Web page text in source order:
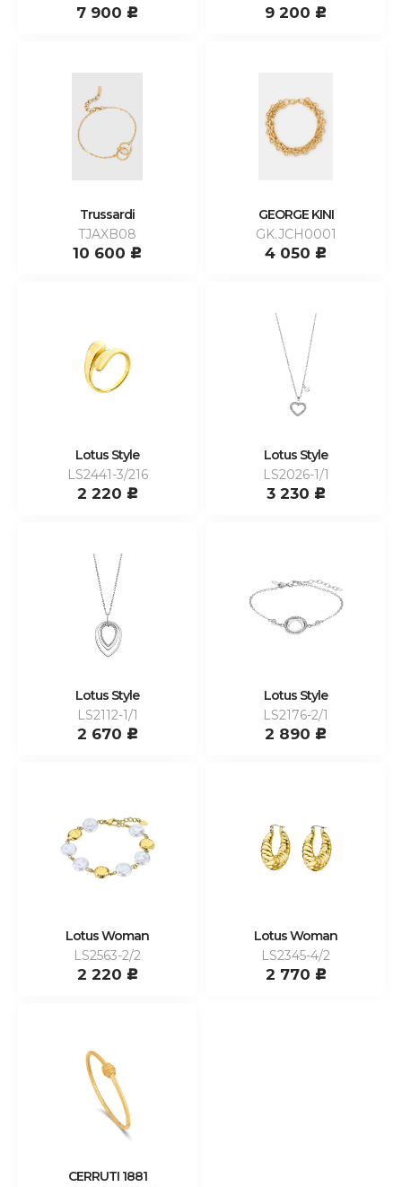
7 900 c 9 200 c
Trussardi
TJAXB08
10 600 c
GEORGE KINI
GK.JCH0001
4 050 c
Lotus Style
LS2441-3/216
2 220 c
Lotus Style
LS2026-1/1
3 230 c
Lotus Style
LS2112-1/1
2 670 c
Lotus Style
LS2176-2/1
2 890 c
Lotus Woman
LS2563-2/2
2 220 c
Lotus Woman
LS2345-4/2
2 770 c
CERRUTI 1881